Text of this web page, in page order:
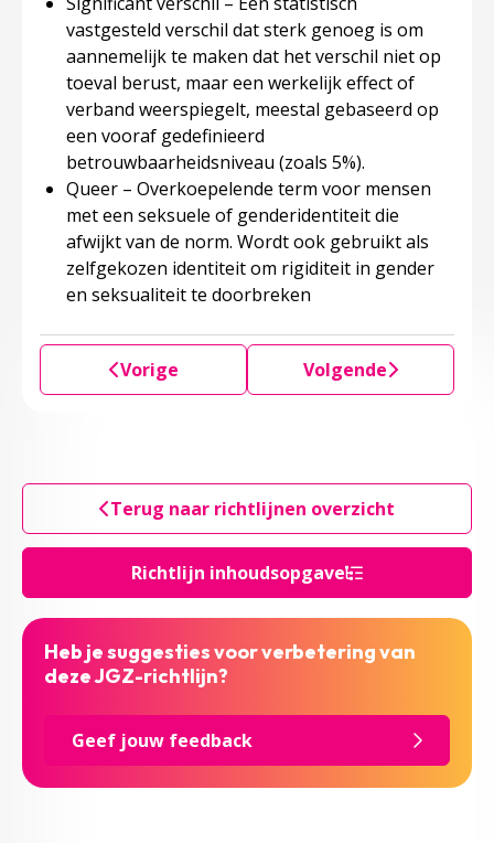
Richtlijn inhoudsopgave
vastgesteld verschil dat sterk genoeg is om
aannemelijk te maken dat het verschil niet op
toeval berust, maar een werkelijk effect of
verband weerspiegelt, meestal gebaseerd op
een vooraf gedefinieerd
betrouwbaarheidsniveau (zoals 5%).
Queer – Overkoepelende term voor mensen
met een seksuele of genderidentiteit die
afwijkt van de norm. Wordt ook gebruikt als
zelfgekozen identiteit om rigiditeit in gender
en seksualiteit te doorbreken
Vorige Volgende
Terug naar richtlijnen overzicht
Heb je suggesties voor verbetering van
deze JGZ-richtlijn?
Geef jouw feedback